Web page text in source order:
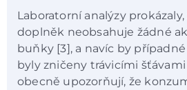
Laboratorní analýzy
doplněk neobsahuje žádné
buňky [3], a navíc by
byly zničeny trávicími šťávami
obecně upozorňují, že